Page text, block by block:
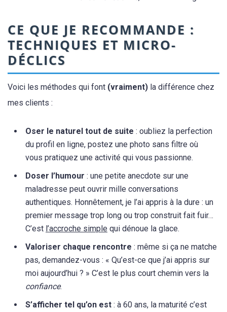
CE QUE JE RECOMMANDE :
TECHNIQUES ET MICRO-
DÉCLICS
Voici les méthodes qui font (vraiment) la différence chez
mes clients :
Oser le naturel tout de suite : oubliez la perfection
du profil en ligne, postez une photo sans filtre où
vous pratiquez une activité qui vous passionne.
Doser l’humour : une petite anecdote sur une
maladresse peut ouvrir mille conversations
authentiques. Honnêtement, je l’ai appris à la dure : un
premier message trop long ou trop construit fait fuir…
C’est l’accroche simple qui dénoue la glace.
Valoriser chaque rencontre : même si ça ne matche
pas, demandez-vous : « Qu’est-ce que j’ai appris sur
moi aujourd’hui ? » C’est le plus court chemin vers la
confiance.
S’afficher tel qu’on est : à 60 ans, la maturité c’est